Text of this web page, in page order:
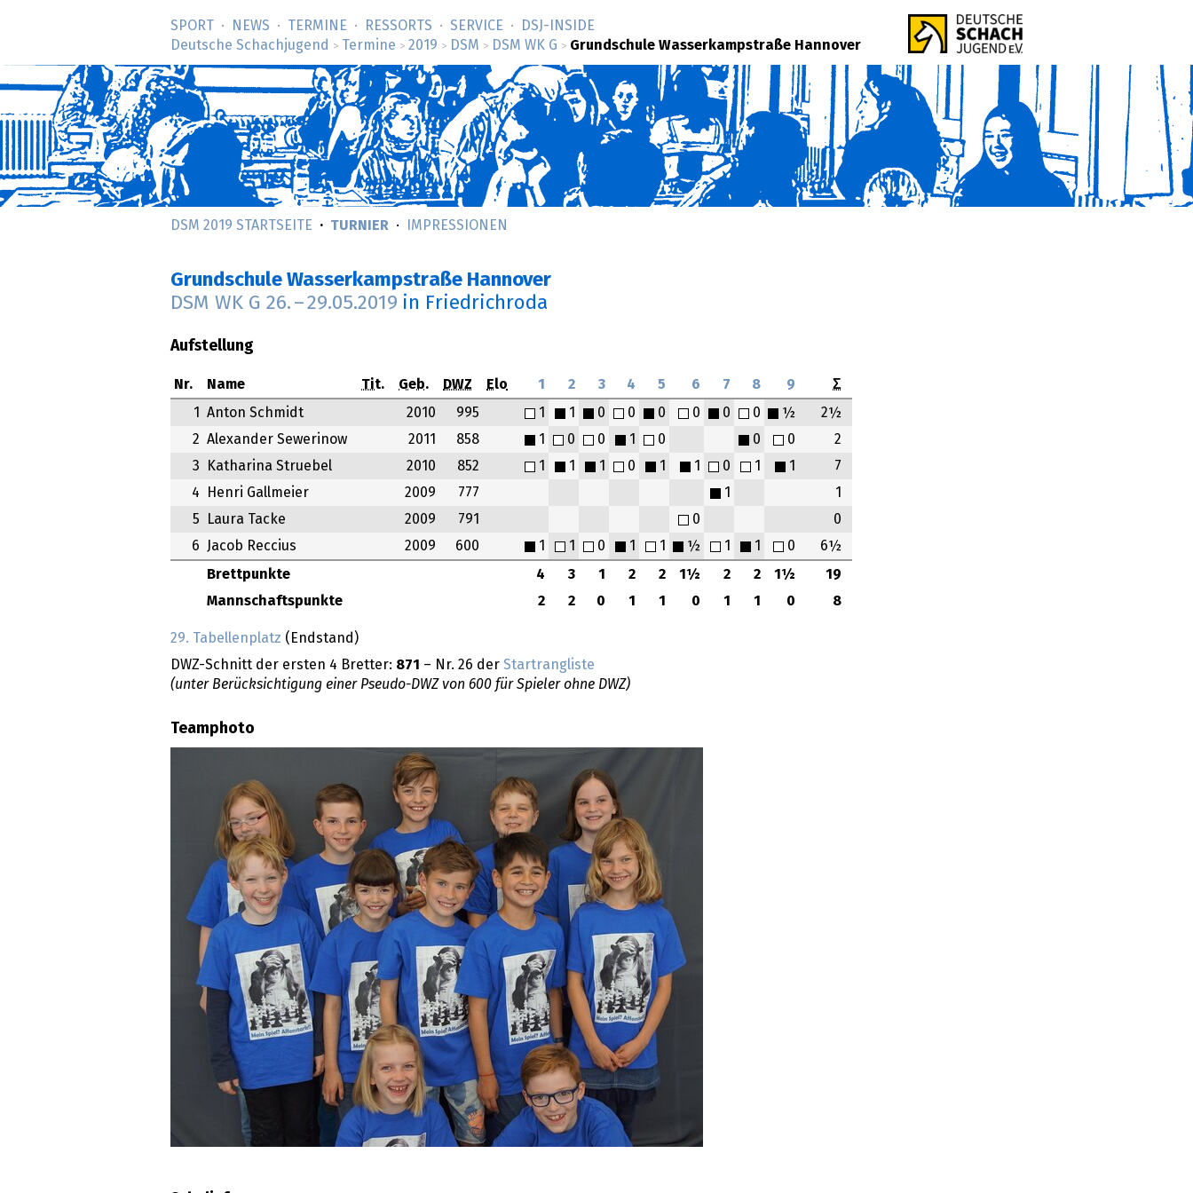
SPORT NEWS TERMINE RESSORTS SERVICE
DSJ-­INSIDE
Deutsche Schachjugend
> Termine > 2019 > DSM > DSM WK G > Grundschule Wasserkampstraße Hannover
DSM 2019 STARTSEITE TURNIER IMPRESSIONEN
Grundschule Wasserkampstraße Hannover
DSM WK G 26. –29.05.2019 in Friedrichroda
Aufstellung
Nr. Name Tit. Geb. DWZ Elo 1 2 3 4 5 6 7 8 9 Σ
Brettpunkte 4 3 1 2 2 1½ 2 2 1½
19
Mannschaftspunkte
2 2 0 1 1 0 1 1 0 8
1 Anton Schmidt 2010 995 1 1 0 0 0 0 0 0 ½
2½
2 Alexander Sewerinow 2011 858 1 0 0 1 0 0 0
2
3
Katharina Struebel 2010 852 1 1 1 0 1 1 0 1 1
7
4
Henri Gallmeier 2009 777 1
1
5
Laura Tacke 2009 791 0
0
6
Jacob Reccius 2009 600 1 1 0 1 1 ½ 1 1 0 6½
29. Tabellenplatz (Endstand)
DWZ-Schnitt der ersten 4 Bretter: 871 – Nr. 26 der Startrangliste
(unter Berücksichtigung einer Pseudo-DWZ von 600 für Spieler ohne DWZ)
Teamphoto